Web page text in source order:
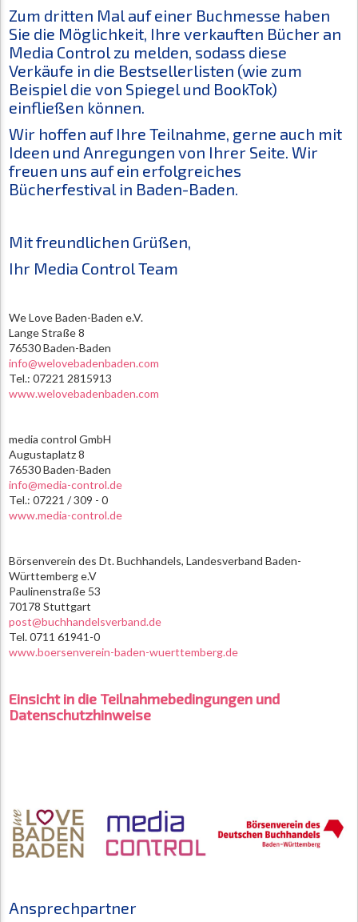
Zum dritten Mal auf einer Buchmesse haben
Sie die Möglichkeit, Ihre verkauften Bücher an
Media Control zu melden, sodass diese
Verkäufe in die Bestsellerlisten (wie zum
Beispiel die von Spiegel und BookTok)
einfließen können.
Wir hoffen auf Ihre Teilnahme, gerne auch mit
Ideen und Anregungen von Ihrer Seite. Wir
freuen uns auf ein erfolgreiches
Bücherfestival in Baden-Baden.
Mit freundlichen Grüßen,
Ihr Media Control Team
We Love Baden-Baden e.V.
Lange Straße 8
76530 Baden-Baden
info@welovebadenbaden.com
Tel.: 07221 2815913
www.welovebadenbaden.com
media control GmbH
Augustaplatz 8
76530 Baden-Baden
info@media-control.de
Tel.: 07221 / 309 - 0
www.media-control.de
Börsenverein des Dt. Buchhandels, Landesverband Baden-
Württemberg e.V
Paulinenstraße 53
70178 Stuttgart
post@buchhandelsverband.de
Tel. 0711 61941-0
www.boersenverein-baden-wuerttemberg.de
Einsicht in die Teilnahmebedingungen und
Datenschutzhinweise
Ansprechpartner